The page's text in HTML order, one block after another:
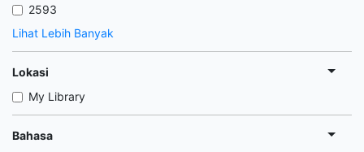
2593
Lihat Lebih Banyak
Lokasi
My Library
Bahasa